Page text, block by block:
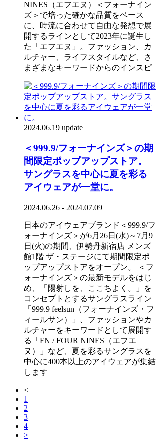
NINES（エフエヌ）＜フォーナイン
ズ＞で培った確かな品質をベース
に、時流に合わせて自由な発想で展
開するラインとして2023年に誕生し
た「エフエヌ」。ファッション、カ
ルチャー、ライフスタイルなど、さ
まざまなキーワードからのインスピ
2024.06.19 update
＜999.9/フォーナインズ＞の期
間限定ポップアップストア。
サングラスを中心に夏を彩る
アイウェアが一堂に。
2024.06.26 - 2024.07.09
日本のアイウェアブランド＜999.9/フ
ォーナインズ＞が6月26日(水)～7月9
日(火)の期間、伊勢丹新宿店 メンズ
館1階 ザ・ステージにて期間限定ポ
ップアップストアをオープン。 ＜フ
ォーナインズ＞の最新モデルをはじ
め、「陽射しを、ここちよく。」を
コンセプトとするサングラスライン
「999.9 feelsun（フォーナインズ・フ
ィールサン）」、ファッションやカ
ルチャーをキーワードとして展開す
る「FN / FOUR NINES（エフエ
ヌ）」など、夏を彩るサングラスを
中心に400本以上のアイウェアが集結
します
<
1
2
3
4
>